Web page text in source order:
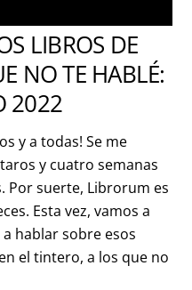
LIBROS DE
NO TE HABLÉ:
2022
y a todas! Se me
y cuatro semanas
Por suerte, Librorum es
Esta vez, vamos a
hablar sobre esos
el tintero, a los que no